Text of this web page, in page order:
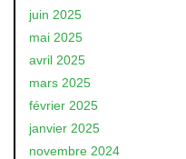
juin 2025
mai 2025
avril 2025
mars 2025
février 2025
janvier 2025
novembre 2024